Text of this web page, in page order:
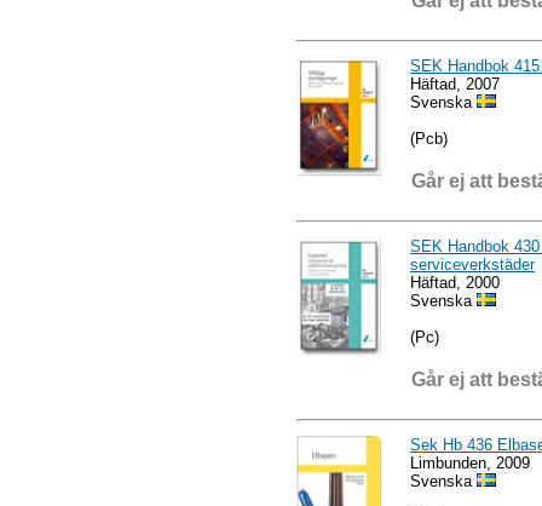
SEK Handbok
Häftad, 2007
Svenska
(Pcb)
Går ej att
SEK Handbok
serviceverkstäder
Häftad, 2000
Svenska
(Pc)
Går ej att
Sek Hb 436
Limbunden, 2009
Svenska